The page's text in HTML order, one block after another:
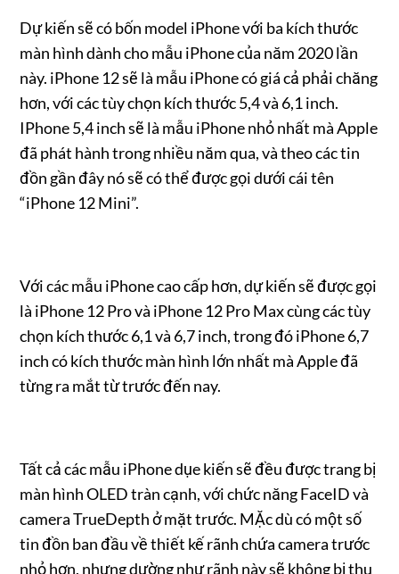
Dự kiến sẽ có bốn model iPhone với ba kích thước
màn hình dành cho mẫu iPhone của năm 2020 lần
này. iPhone 12 sẽ là mẫu iPhone có giá cả phải chăng
hơn, với các tùy chọn kích thước 5,4 và 6,1 inch.
IPhone 5,4 inch sẽ là mẫu iPhone nhỏ nhất mà Apple
đã phát hành trong nhiều năm qua, và theo các tin
đồn gần đây nó sẽ có thể được gọi dưới cái tên
“iPhone 12 Mini”.
Với các mẫu iPhone cao cấp hơn, dự kiến sẽ được gọi
là iPhone 12 Pro và iPhone 12 Pro Max cùng các tùy
chọn kích thước 6,1 và 6,7 inch, trong đó iPhone 6,7
inch có kích thước màn hình lớn nhất mà Apple đã
từng ra mắt từ trước đến nay.
Tất cả các mẫu iPhone dụe kiến sẽ đều được trang bị
màn hình OLED tràn cạnh, với chức năng FaceID và
camera TrueDepth ở mặt trước. MẶc dù có một số
tin đồn ban đầu về thiết kế rãnh chứa camera trước
nhỏ hơn, nhưng dường như rãnh này sẽ không bị thu